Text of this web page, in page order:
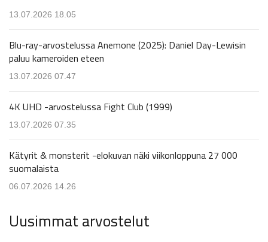
13.07.2026 18.05
Blu-ray-arvostelussa Anemone (2025): Daniel Day-Lewisin
paluu kameroiden eteen
13.07.2026 07.47
4K UHD -arvostelussa Fight Club (1999)
13.07.2026 07.35
Kätyrit & monsterit -elokuvan näki viikonloppuna 27 000
suomalaista
06.07.2026 14.26
Uusimmat arvostelut